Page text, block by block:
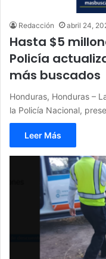
Redacción abril 24,
Hasta $5
Policía
más buscados
Honduras, Honduras –
la Policía Nacional,
Leer Más